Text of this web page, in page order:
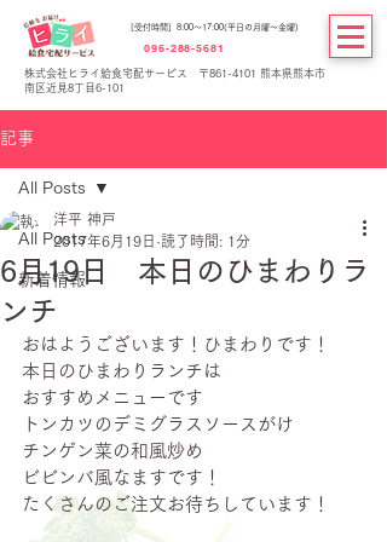
[受付時間] 8:00～17:00(平日の月曜～金曜)
096-288-5681
株式会社ヒライ給食宅配サービス 〒861-4101 熊本県熊本市
南区近見8丁目6-101
記事
All Posts
新着情報
All Posts
6月19日 本日のひまわりラ
ンチ
洋平 神戸
2017年6月19日 読了時間: 1分
おはようございます！ひまわりです！
本日のひまわりランチは
おすすめメニューです
トンカツのデミグラスソースがけ
チンゲン菜の和風炒め
ビビンバ風なますです！
たくさんのご注文お待ちしています！